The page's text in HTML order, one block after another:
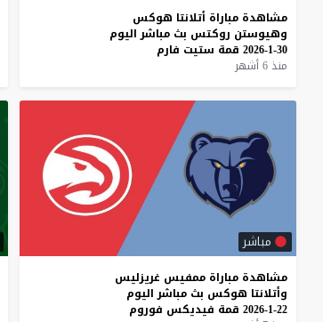
مشاهدة مباراة أتلانتا هوكس
وهيوستن روكتس بث مباشر اليوم
30-1-2026
قمة ستيت فارم
منذ 6 أشهر
مباشر
مشاهدة مباراة ممفيس غريزليس
وأتلانتا هوكس بث مباشر اليوم
22-1-2026
قمة فيديكس فوروم